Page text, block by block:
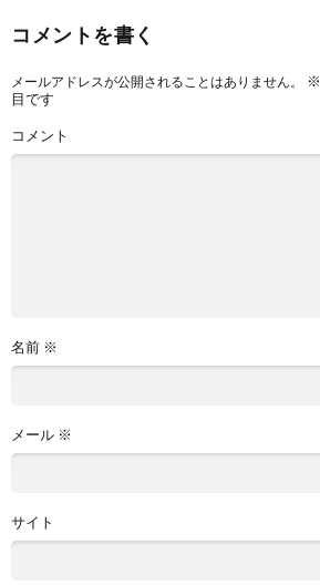
コメントを書く
メールアドレスが公開されることはありません。 ※
目です
コメント
名前 ※
メール ※
サイト